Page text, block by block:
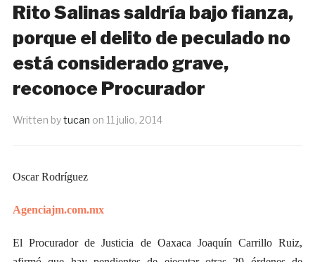
Rito Salinas saldría bajo fianza,
porque el delito de peculado no
está considerado grave,
reconoce Procurador
Written bytucan on 11 julio, 2014
Oscar Rodríguez
Agenciajm.com.mx
El Procurador de Justicia de Oaxaca Joaquín Carrillo Ruiz,